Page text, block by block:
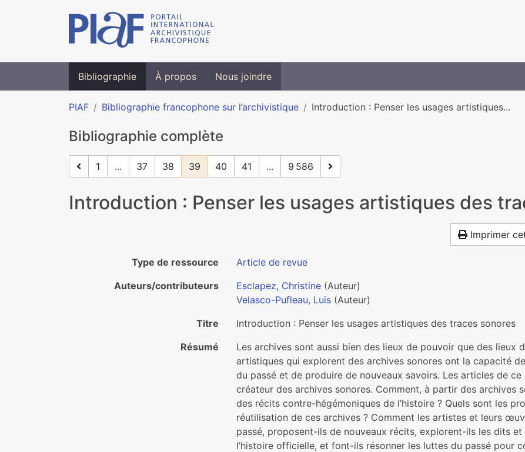
Bibliographie À propos Nous joindre
PIAF Bibliographie francophone sur l’archivistique Introduction : Penser les usages artistiques...
Bibliographie complète
1 ... 37 38 39 40 41 ... 9 586
Introduction : Penser les usages artistiques des
Imprimer
Type de ressource
Article de revue
Auteurs/contributeurs
Esclapez, Christine (Auteur)
Velasco-Pufleau, Luis (Auteur)
Titre
Introduction : Penser les usages artistiques des traces sonores
Résumé
Les archives sont aussi bien des lieux de pouvoir que des lieux
artistiques qui explorent des archives sonores ont la capacité
du passé et de produire de nouveaux savoirs. Les articles de
créateur des archives sonores. Comment, à partir des archives
des récits contre-hégémoniques de l’histoire ? Quels sont les
réutilisation de ces archives ? Comment les artistes et leurs
passé, proposent-ils de nouveaux récits, explorent-ils les dits
l’histoire officielle, et font-ils résonner les luttes du passé pour